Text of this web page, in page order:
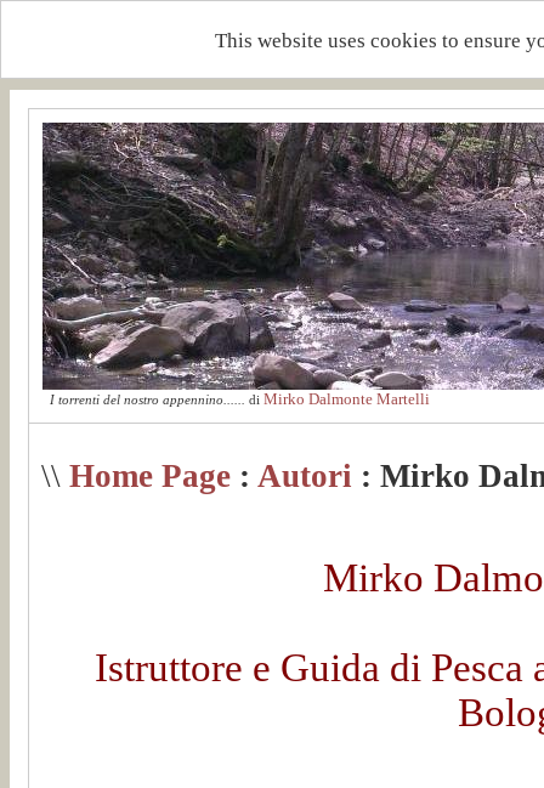
This website uses cookies to ensure
I torrenti del nostro appennino...... di Mirko Dalmonte Martelli
\\ Home Page : Autori : Mirko
Mirko
Istruttore e Guida di Pesca